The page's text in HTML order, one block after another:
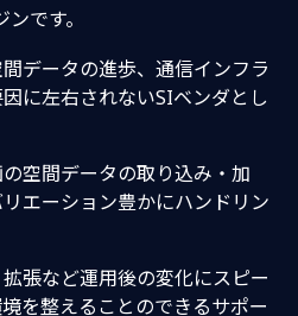
です。
データの進歩、通信インフラ
に左右されないSIベンダとし
空間データの取り込み・加
エーション豊かにハンドリン
張など運用後の変化にスピー
を整えることのできるサポー